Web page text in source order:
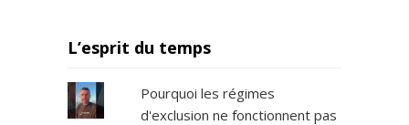
L’esprit du temps
Pourquoi les régimes
d'exclusion ne fonctionnent pas